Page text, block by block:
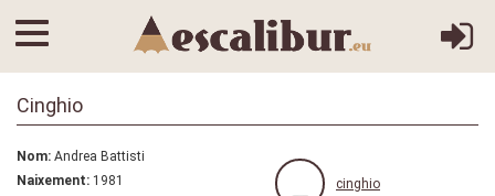
Cinghio
Nom: Andrea Battisti
Naixement: 1981
cinghio